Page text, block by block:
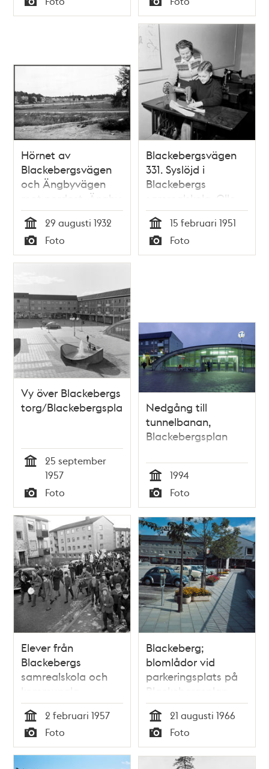
Typ
Typ
Hörnet av
Blackebergsvägen
och Ängbyvägen
mot nordost. Ängby
småstugeområde i
bakgrunden
Tid
29 augusti 1932
Typ
Foto
Blackebergsvägen
331. Syslöjd i
Blackebergs
samrealskola. Olle
Alvarson visar för
handarbetsfröken
Lilian Albe att han
kan sy en slips.
Tid
15 februari 1951
Typ
Foto
Vy över Blackebergs
torg/Blackebergsplan
25 september
1957
Typ
Foto
Nedgång till
tunnelbanan,
Blackebergsplan
Tid
1994
Typ
Foto
Elever från
Blackebergs
samrealskola och
kommunala
gymnasium går i
tåget
"Tusenfotingen" i
samband med
Tid
2 februari 1957
Typ
Foto
Blackeberg;
blomlådor vid
parkeringsplats på
Blackebergsplan
Tid
21 augusti 1966
Typ
Foto